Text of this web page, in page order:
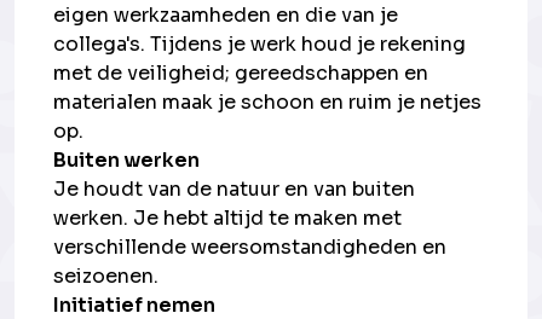
eigen werkzaamheden en die van je
collega's. Tijdens je werk houd je rekening
met de veiligheid; gereedschappen en
materialen maak je schoon en ruim je netjes
op.
Buiten werken
Je houdt van de natuur en van buiten
werken. Je hebt altijd te maken met
verschillende weersomstandigheden en
seizoenen.
Initiatief nemen